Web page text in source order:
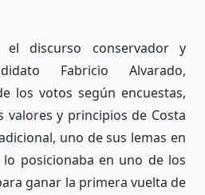
el discurso conservador y
Fabricio Alvarado,
los votos según encuestas,
valores y principios de Costa
uno de sus lemas en
posicionaba en uno de los
ganar la primera vuelta de